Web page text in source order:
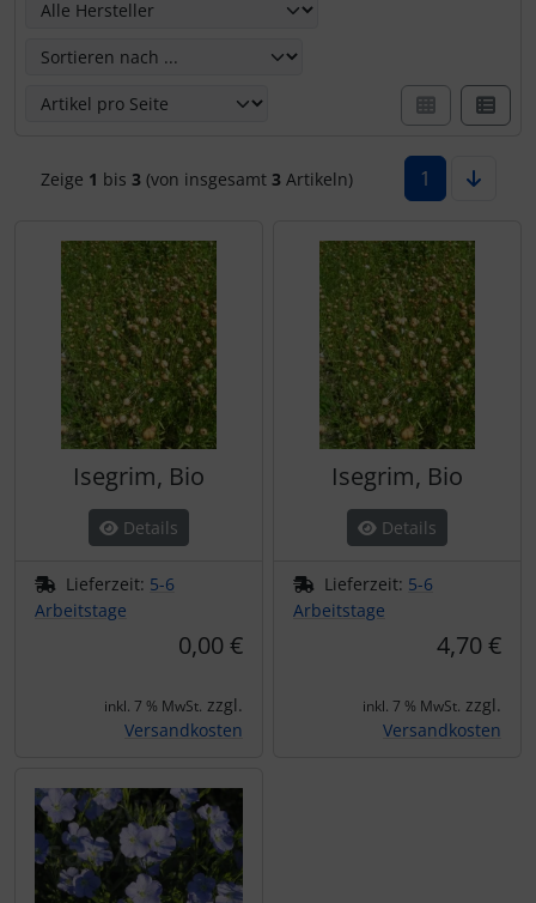
Zeige 1 bis 3(von insgesamt 3Artikeln) 1
Isegrim, Bio
Details
Lieferzeit: 5-6
Arbeitstage
0,00 €
inkl. 7 % MwSt. zzgl.
Versandkosten
Isegrim, Bio
Details
Lieferzeit: 5-6
Arbeitstage
4,70 €
inkl. 7 % MwSt. zzgl.
Versandkosten